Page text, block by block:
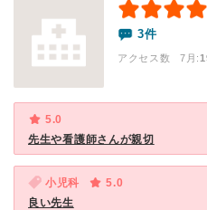
3件
アクセス数 7月:
5.0
先生や看護師さんが親切
小児科
5.0
良い先生